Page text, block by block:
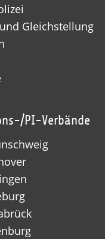
Gleichstellung
PI-Verbände